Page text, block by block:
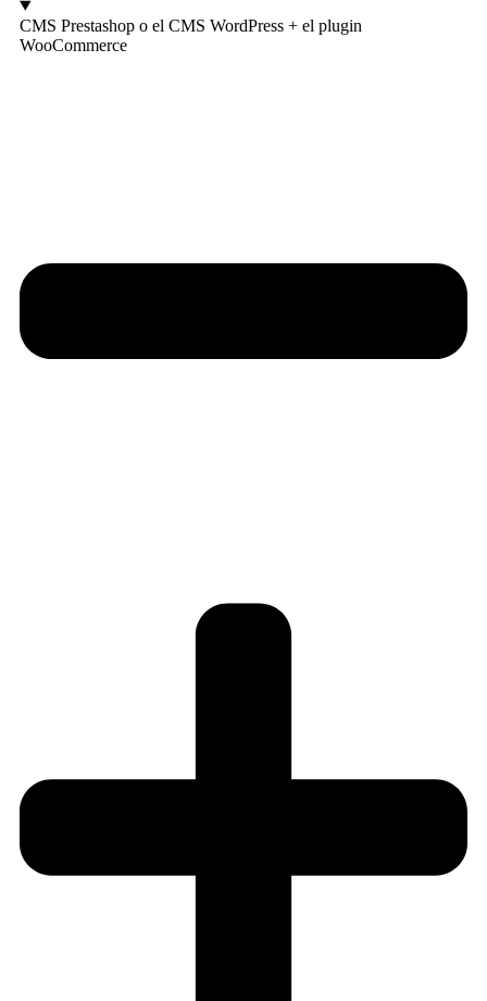
CMS Prestashop o el CMS WordPress + el plugin
WooCommerce